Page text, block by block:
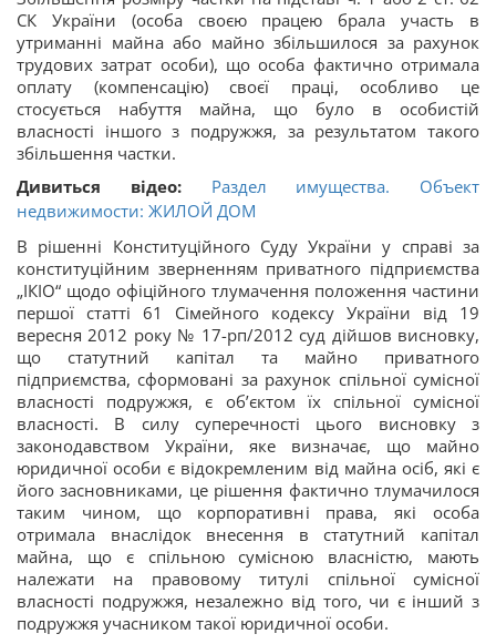
СК України (особа своєю працею брала участь в
утриманні майна або майно збільшилося за рахунок
трудових затрат особи), що особа фактично отримала
оплату (компенсацію) своєї праці, особливо це
стосується набуття майна, що було в особистій
власності іншого з подружжя, за результатом такого
збільшення частки.
Дивиться відео: Раздел имущества. Объект
недвижимости: ЖИЛОЙ ДОМ
В рішенні Конституційного Суду України у справі за
конституційним зверненням приватного підприємства
„ІКІО“ щодо офіційного тлумачення положення частини
першої статті 61 Сімейного кодексу України від 19
вересня 2012 року № 17-рп/2012 суд дійшов висновку,
що статутний капітал та майно приватного
підприємства, сформовані за рахунок спільної сумісної
власності подружжя, є об’єктом їх спільної сумісної
власності. В силу суперечності цього висновку з
законодавством України, яке визначає, що майно
юридичної особи є відокремленим від майна осіб, які є
його засновниками, це рішення фактично тлумачилося
таким чином, що корпоративні права, які особа
отримала внаслідок внесення в статутний капітал
майна, що є спільною сумісною власністю, мають
належати на правовому титулі спільної сумісної
власності подружжя, незалежно від того, чи є інший з
подружжя учасником такої юридичної особи.